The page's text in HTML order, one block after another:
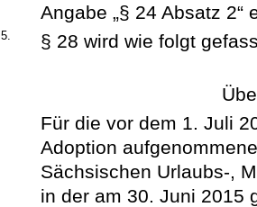
Angabe „§ 24 Absatz 2“
5. § 28 wird wie folgt
Für die vor dem 1. Juli
Adoption
Sächsischen Urlaubs-,
in der am 30. Juni 2015